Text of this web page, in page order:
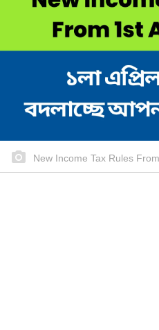
New Income Tax Rules